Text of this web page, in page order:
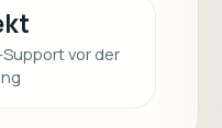
vor der